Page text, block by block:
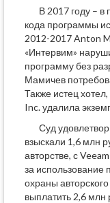
В 2017 году – в
кода программы
2012-2017 Anton
«Интервим»
программу без
Мамичев
Также истец
Inc. удалила
Суд
взыскали 1,6 млн
авторстве, с
за
охраны
выплатить 2,6 млн